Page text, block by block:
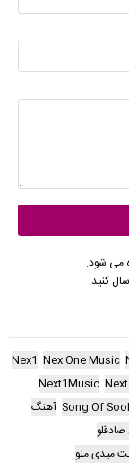
می شود.
کنید.
Nex One Music
Nex1
Next1Music
Song Of آهنگ
میدی منو